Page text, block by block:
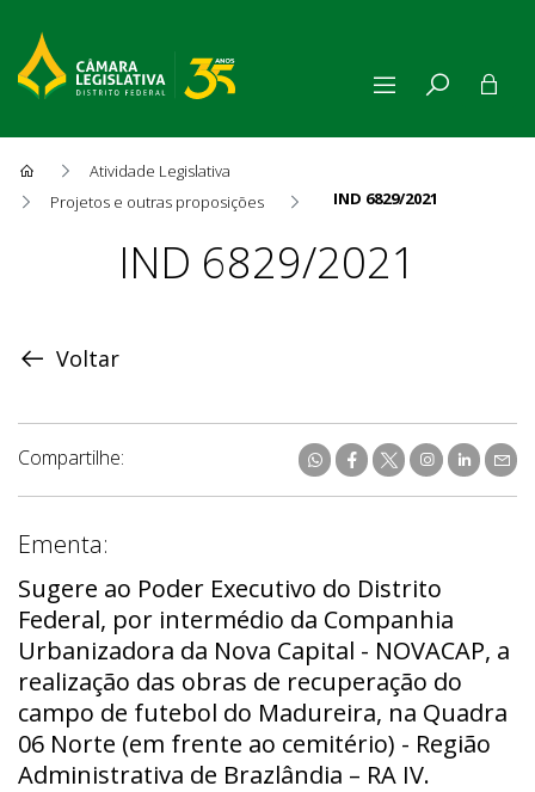
Atividade Legislativa
Projetos e outras proposições
IND 6829/2021
ProposiçãoIND 6829/2021
Voltar
Compartilhe:
Ementa:
Sugere ao Poder Executivo do Distrito
Federal, por intermédio da Companhia
Urbanizadora da Nova Capital - NOVACAP, a
realização das obras de recuperação do
campo de futebol do Madureira, na Quadra
06 Norte (em frente ao cemitério) - Região
Administrativa de Brazlândia – RA IV.